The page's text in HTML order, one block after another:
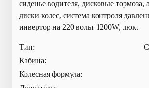
сиденье водителя, дисковые
диски колес, система контроля
инвертор на 220 вольт 1200W, люк.
Тип:
Кабина:
Колесная формула: